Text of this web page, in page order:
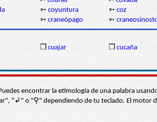
➳ coyuntura ➳ coz
➳ craneópago ➳
❒ cuajar ❒ cucaña
encontrar la etimología de una palabra
"↲" o "⚲" dependiendo de tu teclado. El motor